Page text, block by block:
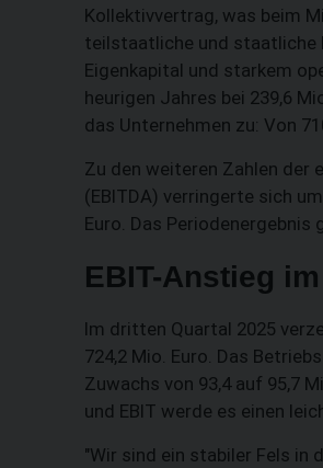
Kollektivvertrag, was beim
teilstaatliche und staatliche
Eigenkapital und starkem
heurigen Jahres bei 239,6
das Unternehmen zu: Von
Zu den weiteren Zahlen der
(EBITDA) verringerte sich
Euro. Das Periodenergebnis
EBIT-Anstieg
Im dritten Quartal 2025
724,2 Mio. Euro. Das
Zuwachs von 93,4 auf 95,7
und EBIT werde es einen
"Wir sind ein stabiler Fels in